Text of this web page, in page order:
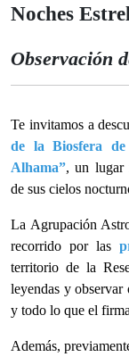
Noches
Observación
Te invitamos a
de la Biosfera
Alhama”, un lugar
de sus cielos
La Agrupación
recorrido por las
territorio de la
leyendas y observar
y todo lo que el
Además,